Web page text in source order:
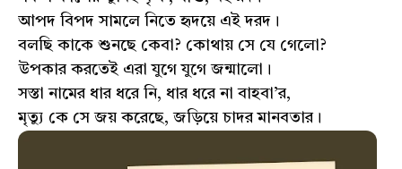
আপদ বিপদ সামলে নিতে হৃদয়ে এই দরদ।
বলছি কাকে শুনছে কেবা? কোথায় সে যে গেলো?
উপকার করতেই এরা যুগে যুগে জন্মালো।
সস্তা নামের ধার ধরে নি, ধার ধরে না বাহবা’র,
মৃত্যু কে সে জয় করেছে, জড়িয়ে চাদর মানবতার।